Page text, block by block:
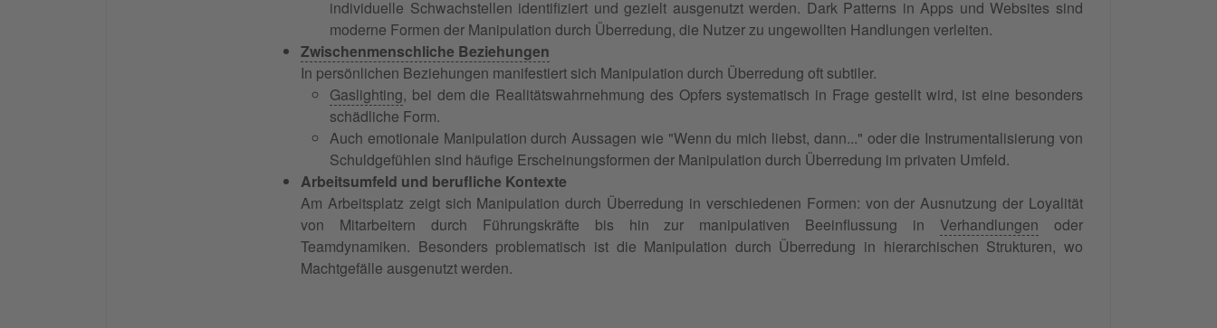
individuelle Schwachstellen identifiziert und gezielt ausgenutzt werden. Dark Patterns in Apps und Websites sind
moderne Formen der Manipulation durch Überredung, die Nutzer zu ungewollten Handlungen verleiten.
Zwischenmenschliche Beziehungen
In persönlichen Beziehungen manifestiert sich Manipulation durch Überredung oft subtiler.
Gaslighting, bei dem die Realitätswahrnehmung des Opfers systematisch in Frage gestellt wird, ist eine besonders
schädliche Form.
Auch emotionale Manipulation durch Aussagen wie "Wenn du mich liebst, dann..." oder die Instrumentalisierung von
Schuldgefühlen sind häufige Erscheinungsformen der Manipulation durch Überredung im privaten Umfeld.
Arbeitsumfeld und berufliche Kontexte
Am Arbeitsplatz zeigt sich Manipulation durch Überredung in verschiedenen Formen: von der Ausnutzung der Loyalität
von Mitarbeitern durch Führungskräfte bis hin zur manipulativen Beeinflussung in Verhandlungen oder
Teamdynamiken. Besonders problematisch ist die Manipulation durch Überredung in hierarchischen Strukturen, wo
Machtgefälle ausgenutzt werden.